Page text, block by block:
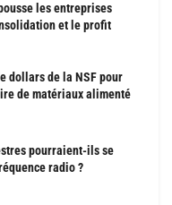
les entreprises
et le profit
dollars de la NSF pour
de matériaux alimenté
pourraient-ils se
radio ?